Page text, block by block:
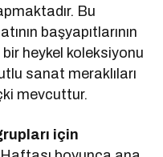
Bu
başyapıtlarının
bir heykel koleksiyonu
sanat meraklıları
mevcuttur.
için